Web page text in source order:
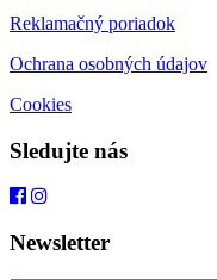
Reklamačný poriadok
Ochrana osobných údajov
Cookies
Sledujte nás
Newsletter